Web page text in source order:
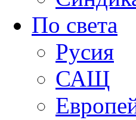
По света
Русия
САЩ